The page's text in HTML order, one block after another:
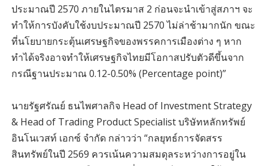
ประมาณปี 2570 ภายในไตรมาส 2 ก่อนจะนำเข้าสู่สภาฯ จะ
ทำให้การบังคับใช้งบประมาณปี 2570 ไม่ล่าช้ามากนัก ขณะ
ที่นโยบายกระตุ้นเศรษฐกิจของพรรคการเมืองต่าง ๆ หาก
ทำได้จริงอาจทำให้เศรษฐกิจไทยมีโอกาสปรับตัวดีขึ้นจาก
กรณีฐานประมาณ 0.12-0.50% (Percentage point)”
นายรัฐศรัณย์ ธนไพศาลกิจ Head of Investment Strategy
& Head of Trading Product Specialist บริษัทหลักทรัพย์
อินโนเวสท์ เอกซ์ จำกัด กล่าวว่า “กลยุทธ์การจัดสรร
สินทรัพย์ในปี 2569 ควรเน้นความสมดุลระหว่างการอยู่ใน